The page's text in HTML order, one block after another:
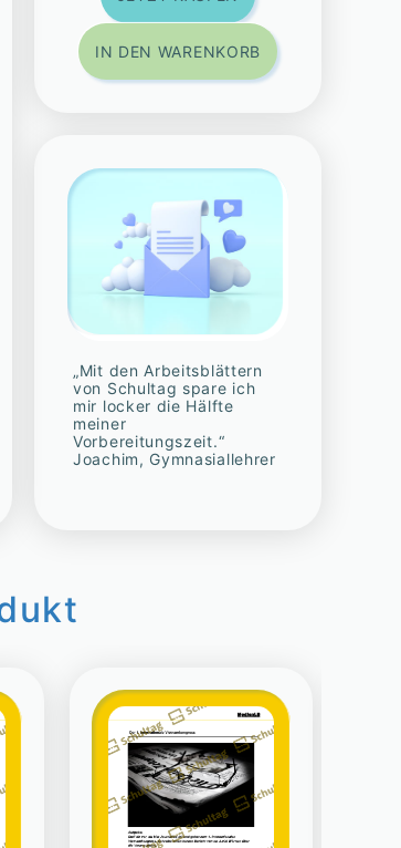
IN DEN WARENKORB
„Mit den Arbeitsblättern
von Schultag spare ich
mir locker die Hälfte
meiner
Vorbereitungszeit.“
Joachim, Gymnasiallehrer